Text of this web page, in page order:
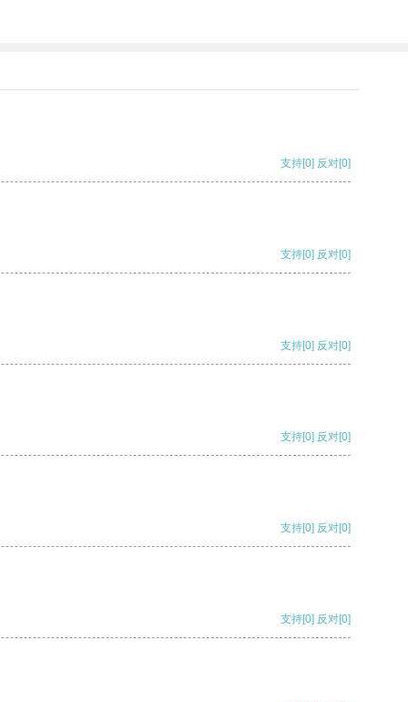
支持[0] 反对[0]
支持[0] 反对[0]
支持[0] 反对[0]
支持[0] 反对[0]
支持[0] 反对[0]
支持[0] 反对[0]